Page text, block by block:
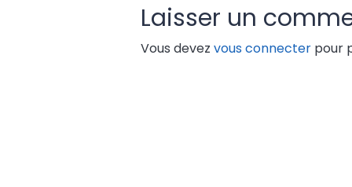
Laisser un
Vous devez vous connecterpour